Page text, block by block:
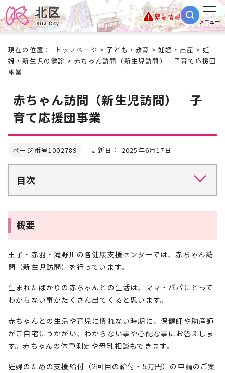
緊急情報
メニュー
現在の位置： トップページ >子ども・教育 >妊娠・出産 > 妊
婦・新生児の健診 > 赤ちゃん訪問（新生児訪問） 子育て応援団
事業
赤ちゃん訪問（新生児訪問） 子
育て応援団事業
ページ番号1002789 更新日： 2025年6月17日
目次
概要
王子・赤羽・滝野川の各健康支援センターでは、赤ちゃん訪
問（新生児訪問）を行っています。
生まれたばかりの赤ちゃんとの生活は、ママ・パパにとって
わからない事がたくさん出てくると思います。
赤ちゃんとの生活や育児に慣れない時期に、保健師や助産師
がご自宅にうかがい、わからない事や心配な事にお答えしま
す。赤ちゃんの体重測定や母乳相談もできます。
妊婦のための支援給付（2回目の給付・5万円）の申請のご案